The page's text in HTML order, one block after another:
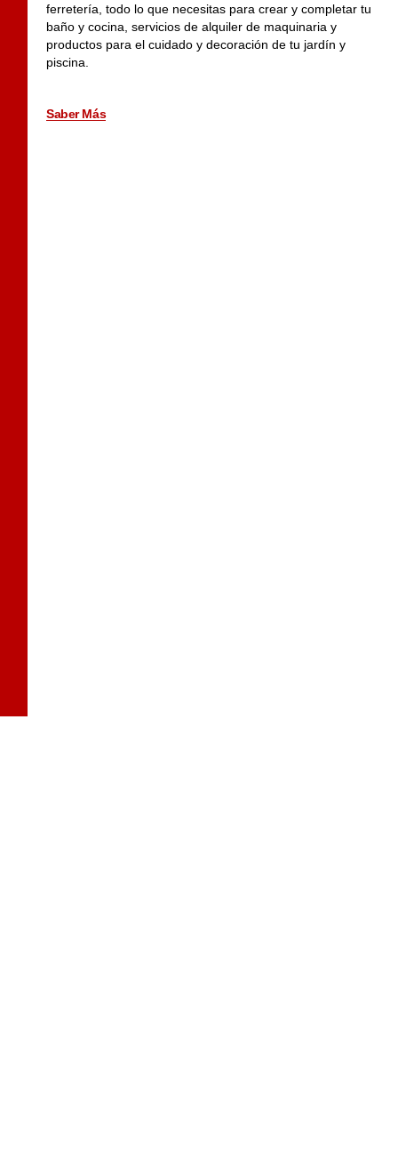
ferretería, todo lo que necesitas para crear y completar tu
baño y cocina, servicios de alquiler de maquinaria y
productos para el cuidado y decoración de tu jardín y
piscina.
Saber Más